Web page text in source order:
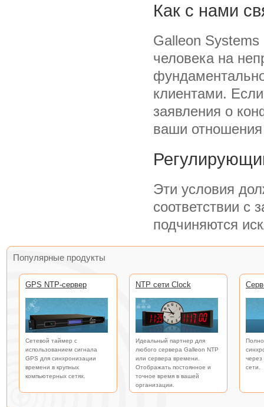
Как с нами
Galleon Systems
человека на
клиентами.
заявления о
ваши
Эти условия
соответствии с
подчиняются
Популярные продукты
GPS NTP-сервер
Сетевой таймер с
использованием сигнала
GPS для синхронизации
времени в крупных
компьютерных сетях.
NTP сети Clock
Идеальный партнер для
любого сервера Galleon NTP
или сервера времени.
Отображать постоянное и
точное время в вашей
организации.
сети.